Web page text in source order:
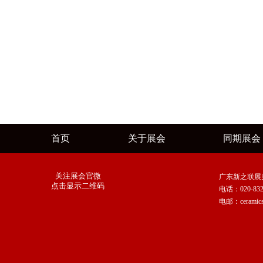
首页 关于展会 同期展会
关注展会官微
点击显示二维码
广东新之联
电话：020-
电邮：